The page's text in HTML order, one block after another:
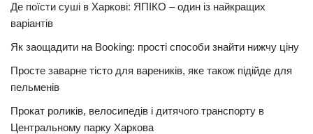
Де поїсти суші в Харкові: ЯПІКО – один із найкращих
варіантів
Як заощадити на Booking: прості способи знайти нижчу ціну
Просте заварне тісто для вареників, яке також підійде для
пельменів
Прокат роликів, велосипедів і дитячого транспорту в
Центральному парку Харкова